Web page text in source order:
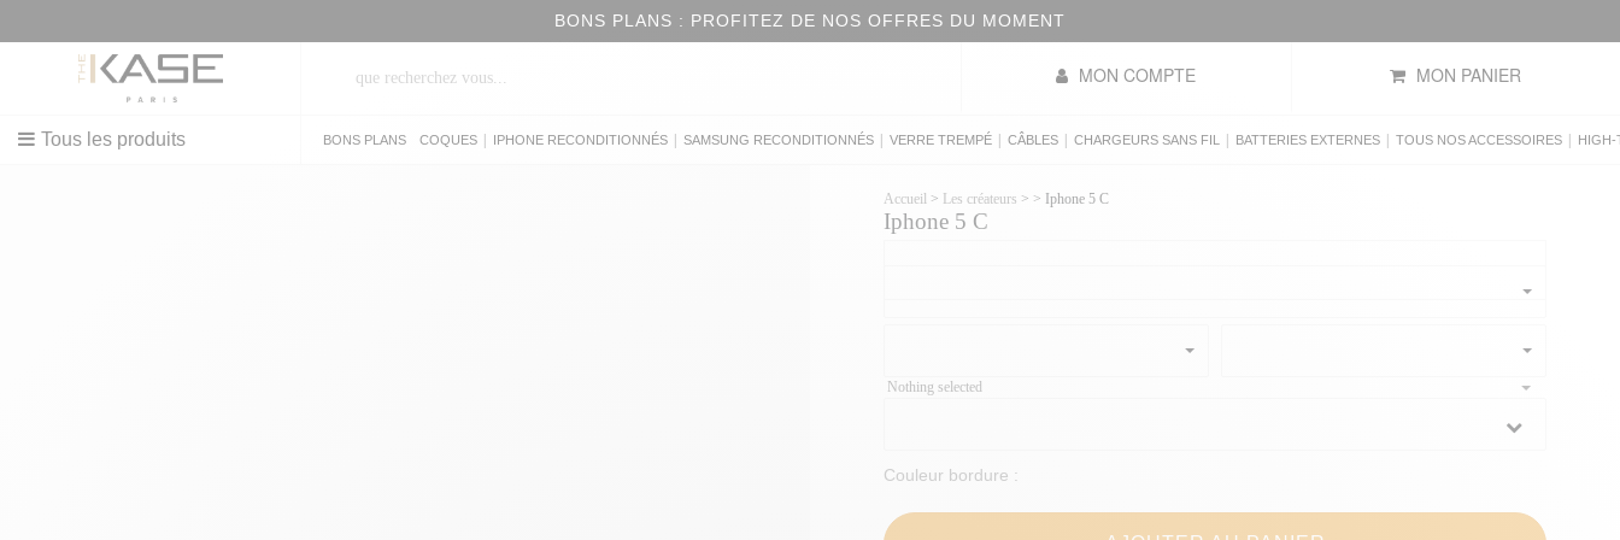
BONS PLANS : PROFITEZ DE NOS OFFRES DU MOMENT
Tous les produits
MON COMPTE MON PANIER
BONS PLANS COQUES IPHONE RECONDITIONNÉS SAMSUNG RECONDITIONNÉS VERRE TREMPÉ CÂBLES CHARGEURS SANS FIL BATTERIES EXTERNES TOUS NOS ACCESSOIRES HIGH-
Accueil > Les créateurs > > Iphone 5 C
Iphone 5 C
Nothing selected
Couleur bordure :